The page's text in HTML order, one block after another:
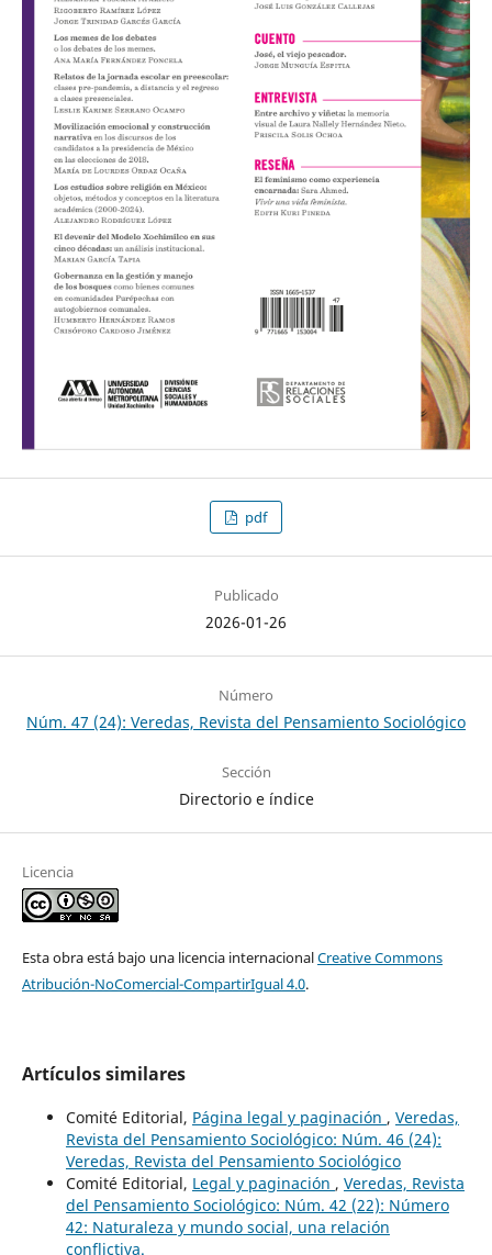
pdf
Publicado
2026-01-26
Número
Núm. 47 (24): Veredas, Revista del Pensamiento Sociológico
Sección
Directorio e índice
Licencia
Esta obra está bajo una licencia internacionalCreative Commons
Atribución-NoComercial-CompartirIgual 4.0.
Artículos similares
Comité Editorial, Página legal y paginación , Veredas,
Revista del Pensamiento Sociológico: Núm. 46 (24):
Veredas, Revista del Pensamiento Sociológico
Comité Editorial, Legal y paginación , Veredas, Revista
del Pensamiento Sociológico: Núm. 42 (22): Número
42: Naturaleza y mundo social, una relación
conflictiva.